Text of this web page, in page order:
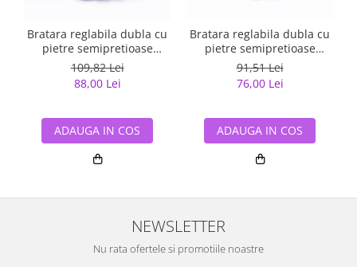
Bratara reglabila dubla cu
pietre semipretioase
BLA131
109,82 Lei
88,00 Lei
ADAUGA IN COS
Bratara reglabila dubla cu
pietre semipretioase
BLA127
91,51 Lei
76,00 Lei
ADAUGA IN COS
NEWSLETTER
Nu rata ofertele si promotiile noastre